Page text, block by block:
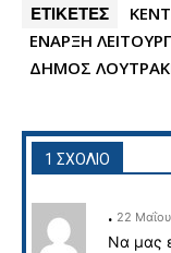
ΕΤΙΚΕΤΕΣ
ΕΝΑΡΞΗ
ΔΗΜΟΣ
1 ΣΧΟΛΙΟ
. 22
Να μας